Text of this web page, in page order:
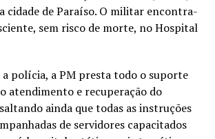
cidade de Paraíso. O militar encontra-
sem risco de morte, no Hospital
polícia, a PM presta todo o suporte
atendimento e recuperação do
ainda que todas as instruções
de servidores capacitados